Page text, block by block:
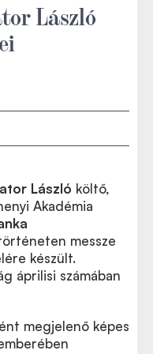
László
László költő,
Akadémia
messze
készült.
áprilisi számában
megjelenő képes